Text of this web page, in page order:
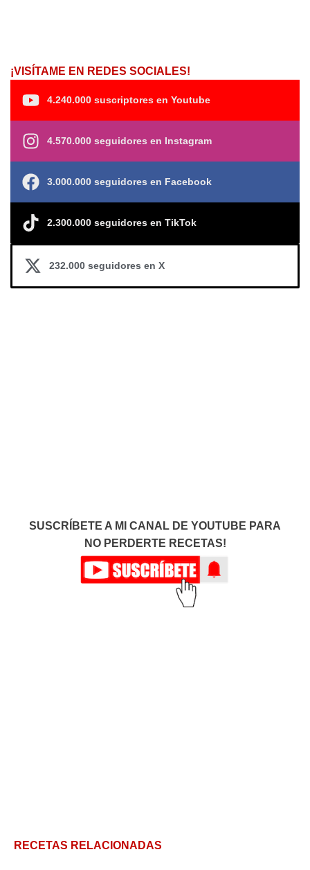
¡VISÍTAME EN REDES SOCIALES!
4.240.000 suscriptores en Youtube
4.570.000 seguidores en Instagram
3.000.000 seguidores en Facebook
2.300.000 seguidores en TikTok
232.000 seguidores en X
SUSCRÍBETE A MI CANAL DE YOUTUBE PARA
NO PERDERTE RECETAS!
RECETAS RELACIONADAS